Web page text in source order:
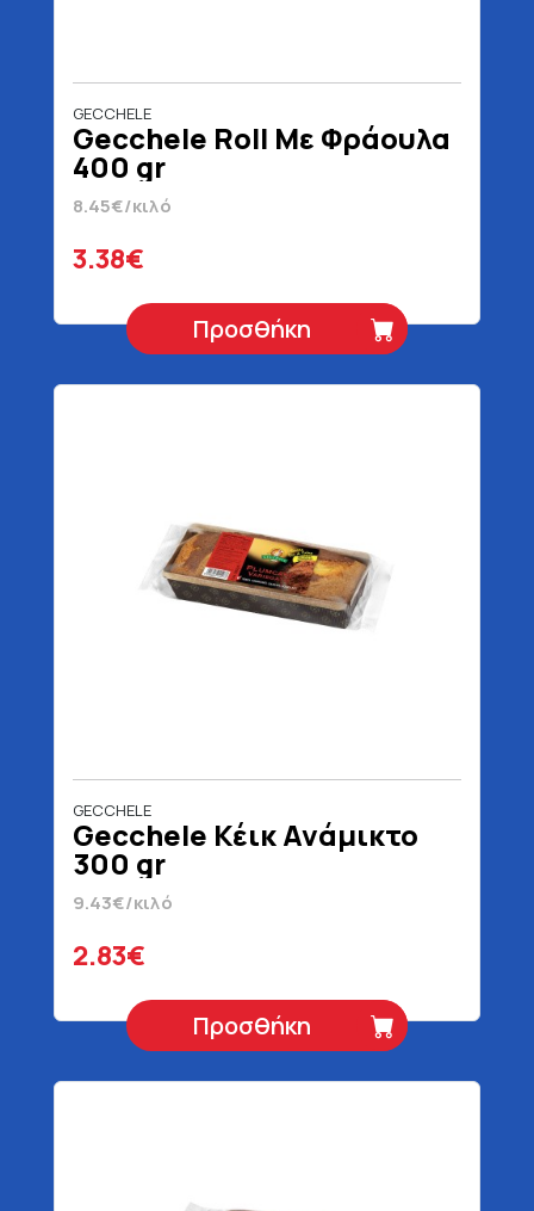
GECCHELE
Gecchele Roll Με Φράουλα
400 gr
8.45€/κιλό
3.38€
Προσθήκη
GECCHELE
Gecchele Κέικ Ανάμικτο
300 gr
9.43€/κιλό
2.83€
Προσθήκη